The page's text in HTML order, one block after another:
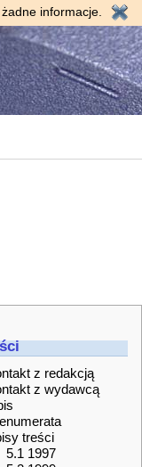
informacje.
z redakcją
z wydawcą
treści
5.1 1997